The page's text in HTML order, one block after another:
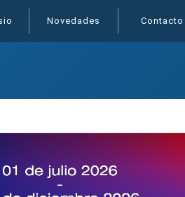
Novedades Contacto